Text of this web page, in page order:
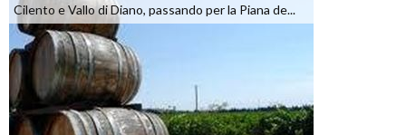
Cilento e Vallo di Diano, passando per la Piana de...